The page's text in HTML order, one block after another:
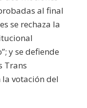
al final
se rechaza la
y se defiende
Trans
votación del